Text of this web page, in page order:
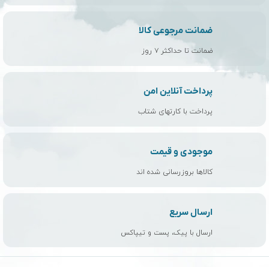
ضمانت مرجوعی کالا
ضمانت تا حداکثر ۷ روز
پرداخت آنلاین امن
پرداخت با کارتهای شتاب
موجودی و قیمت
کالاها بروزرسانی شده اند
ارسال سریع
ارسال با پیک، پست و تیپاکس